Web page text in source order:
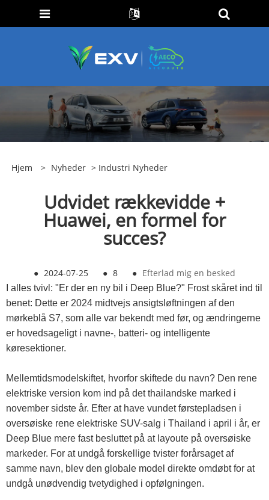
Hjem > Nyheder > Industri Nyheder
Udvidet rækkevidde +
Huawei, en formel for
succes?
● 2024-07-25 ● 8 ● Efterlad mig en besked
I alles tvivl: "Er der en ny bil i Deep Blue?" Frost skåret ind til
benet: Dette er 2024 midtvejs ansigtsløftningen af ​​den
mørkeblå S7, som alle var bekendt med før, og ændringerne
er hovedsageligt i navne-, batteri- og intelligente
køresektioner.
Mellemtidsmodelskiftet, hvorfor skiftede du navn? Den rene
elektriske version kom ind på det thailandske marked i
november sidste år. Efter at have vundet førstepladsen i
oversøiske rene elektriske SUV-salg i Thailand i april i år, er
Deep Blue mere fast besluttet på at layoute på oversøiske
markeder. For at undgå forskellige tvister forårsaget af
samme navn, blev den globale model direkte omdøbt for at
undgå unødvendig tvetydighed i opfølgningen.